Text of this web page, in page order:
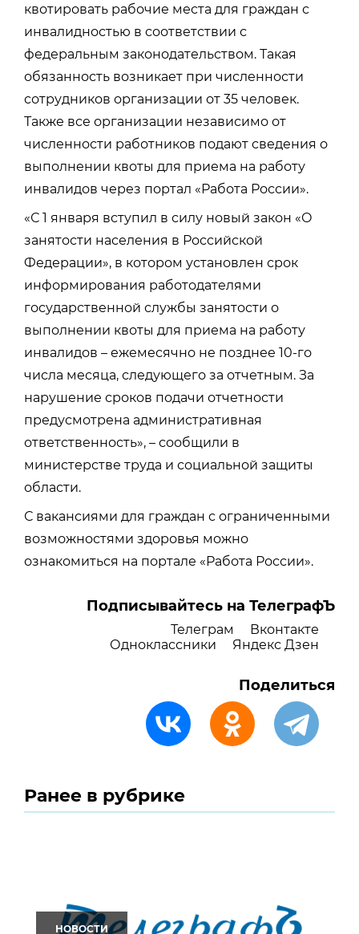
квотировать рабочие места для граждан с
инвалидностью в соответствии с
федеральным законодательством. Такая
обязанность возникает при численности
сотрудников организации от 35 человек.
Также все организации независимо от
численности работников подают сведения о
выполнении квоты для приема на работу
инвалидов через портал «Работа России».
«С 1 января вступил в силу новый закон «О
занятости населения в Российской
Федерации», в котором установлен срок
информирования работодателями
государственной службы занятости о
выполнении квоты для приема на работу
инвалидов – ежемесячно не позднее 10-го
числа месяца, следующего за отчетным. За
нарушение сроков подачи отчетности
предусмотрена административная
ответственность», – сообщили в
министерстве труда и социальной защиты
области.
С вакансиями для граждан с ограниченными
возможностями здоровья можно
ознакомиться на портале «Работа России».
Подписывайтесь на ТелеграфЪ
Телеграм
Вконтакте
Одноклассники
Яндекс Дзен
Поделиться
Ранее в рубрике
НОВОСТИ